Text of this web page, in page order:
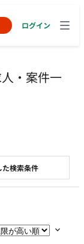
ログイン
・案件一
た検索条件